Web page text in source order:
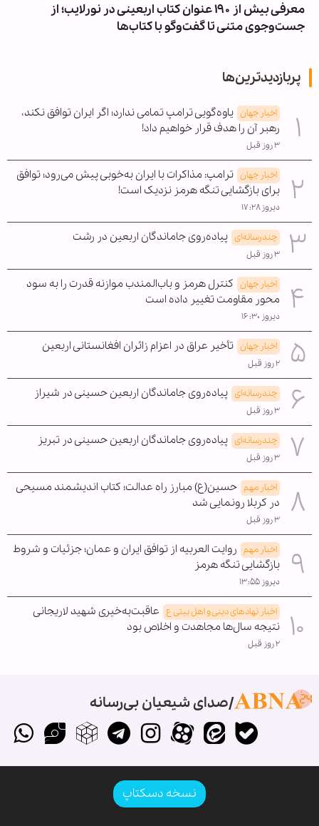
معرفی بیش از ۱۹۰ عنوان کتاب اربعینی در نورلایب؛ از
جست‌وجوی متنی تا گفت‌وگو با کتاب‌ها
پربازدیدترین‌ها
اخبار جهان یاوه‌گویی ترامپ تمامی ندارد؛ اگر ایران توافق نکند،
رهبر آن را هدف قرار خواهیم داد!
۳ روز قبل
اخبار جهان ترامپ: مذاکرات با ایران به‌خوبی پیش می‌رود؛ توافق
برای بازگشایی تنگه هرمز نزدیک است!
دیروز ۱۷:۲۸
چندرسانه‌ای پیاده‌روی جاماندگان اربعین در رشت
۳ روز قبل
اخبار جهان کنترل هرمز و باب‌المندب موازنه قدرت را به سود
محور مقاومت تغییر داده است
دیروز ۱۶:۳۰
اخبار جهان تأخیر عراق در اعزام زائران افغانستانی اربعین
۲ روز قبل
چندرسانه‌ای پیاده‌روی جاماندگان اربعین حسینی در شیراز
۳ روز قبل
چندرسانه‌ای پیاده‌روی جاماندگان اربعین حسینی در تبریز
۳ روز قبل
اخبار مهم حسین(ع) مبارز راه عدالت؛ کتاب اندیشمند مسیحی
در کربلا رونمایی شد
۳ روز قبل
اخبار مهم روایت العربیه از توافق ایران و عمان؛ جزئیات و شروط
بازگشایی تنگه هرمز
دیروز ۱۳:۵۵
اخبار نهادهای دینی و اهل بیتی ع عاقبت‌به‌خیری شهید لاریجانی
نتیجه سال‌ها مجاهدت و اخلاص بود
۲ روز قبل
صدای شیعیان بی‌رسانه
نسخه دسکتاپ